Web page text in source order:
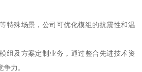
特殊场景，公司可优化模组的抗震性和温
组及方案定制业务，通过整合先进技术资
力。